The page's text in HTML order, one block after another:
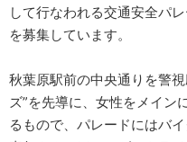
して行なわれる交通安全パ
を募集しています。
秋葉原駅前の中央通りを警
ズ”を先導に、女性をメイン
るもので、パレードにはバ